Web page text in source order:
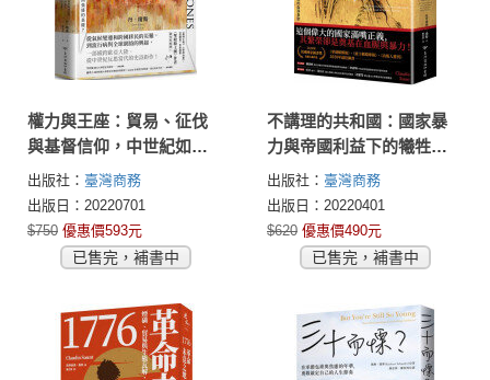
權力與王座：貿易、征伐
與基督信仰，中世紀如何
奠定歐洲強盛的基礎？
出版社： 臺灣商務
出版日：20220701
$750 優惠價593元
已售完，補書中
不講理的共和國：國家暴
力與帝國利益下的犧牲
品，一部原住民族對抗美
國西拓的血淚哀歌
出版社： 臺灣商務
出版日：20220401
$620 優惠價490元
已售完，補書中